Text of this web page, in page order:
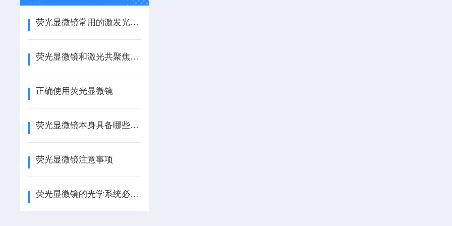
荧光显微镜常用的激发光源有哪几种？
荧光显微镜和激光共聚焦显微镜的区别
正确使用荧光显微镜
荧光显微镜本身具备哪些特点
荧光显微镜注意事项
荧光显微镜的光学系统必须完成两个主要功能